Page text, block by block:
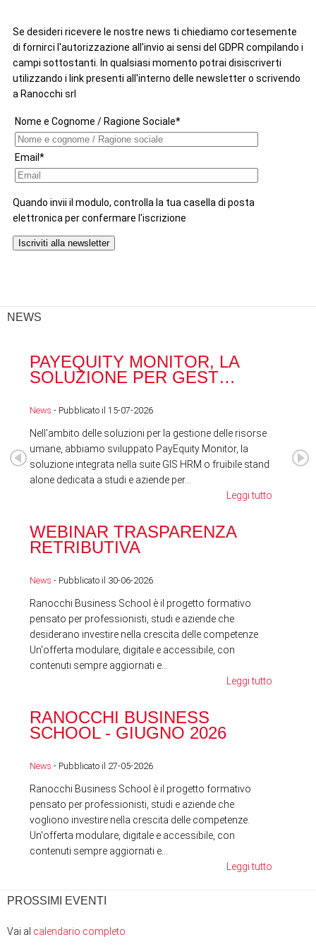
NEWS
PAYEQUITY MONITOR, LA
SOLUZIONE PER GEST…
News - Pubblicato il 15-07-2026
Nell'ambito delle soluzioni per la gestione delle risorse
umane, abbiamo sviluppato PayEquity Monitor, la
soluzione integrata nella suite GIS HRM o fruibile stand
alone dedicata a studi e aziende per...
Leggi tutto
WEBINAR TRASPARENZA
RETRIBUTIVA
News - Pubblicato il 30-06-2026
Ranocchi Business School è il progetto formativo
pensato per professionisti, studi e aziende che
desiderano investire nella crescita delle competenze.
Un'offerta modulare, digitale e accessibile, con
contenuti sempre aggiornati e...
Leggi tutto
RANOCCHI BUSINESS
SCHOOL - GIUGNO 2026
News - Pubblicato il 27-05-2026
Ranocchi Business School è il progetto formativo
pensato per professionisti, studi e aziende che
vogliono investire nella crescita delle competenze.
Un'offerta modulare, digitale e accessibile, con
contenuti sempre aggiornati e...
Leggi tutto
PROSSIMI EVENTI
Vai al calendario completo